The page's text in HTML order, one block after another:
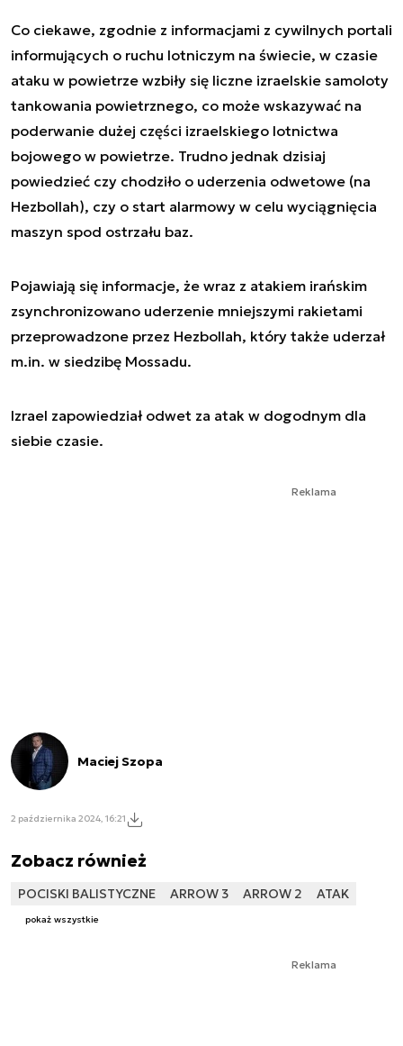
Co ciekawe, zgodnie z informacjami z cywilnych portali
informujących o ruchu lotniczym na świecie, w czasie
ataku w powietrze wzbiły się liczne izraelskie samoloty
tankowania powietrznego, co może wskazywać na
poderwanie dużej części izraelskiego lotnictwa
bojowego w powietrze. Trudno jednak dzisiaj
powiedzieć czy chodziło o uderzenia odwetowe (na
Hezbollah), czy o start alarmowy w celu wyciągnięcia
maszyn spod ostrzału baz.
Pojawiają się informacje, że wraz z atakiem irańskim
zsynchronizowano uderzenie mniejszymi rakietami
przeprowadzone przez Hezbollah, który także uderzał
m.in. w siedzibę Mossadu.
Izrael zapowiedział odwet za atak w dogodnym dla
siebie czasie.
Reklama
Maciej Szopa
2 października 2024, 16:21
Zobacz również
POCISKI BALISTYCZNE ARROW 3 ARROW 2 ATAK
pokaż wszystkie
Reklama